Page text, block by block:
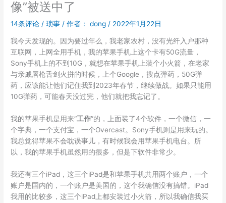
像”被送中了
14条评论 /琐事 / 作者： dong / 2022年1月22日
我今天发现的。因为要过年么，我老家农村，没有光纤入户那种
互联网，上网全用手机，我的苹果手机上这个卡有50G流量，
Sony手机上的不到10G，就想在苹果手机上装个小火箭，在老家
与亲戚唇枪舌剑火拼的时候，上个Google，搜点弹药，50G弹
药，应该能让他们记住我到2023年春节，继续做战。如果只能用
10G弹药，可能春天没过完，他们就把我忘记了。
我的苹果手机是用来“工作”的，上面装了4个软件，一个微信，一
个字典，一个支付宝，一个Overcast。Sony手机则是用来玩的。
我总觉得苹果不会耽误事儿，有时候我会用苹果手机电台。所
以，我的苹果手机虽然用的很多，但是下软件非常少。
我还有三个iPad，这三个iPad是和苹果手机共用两个账户，一个
账户是国内的，一个账户是美国的，这个我确信没有搞错。iPad
我用的比较多，这三个iPad上都安装过小火箭，所以我确信我买